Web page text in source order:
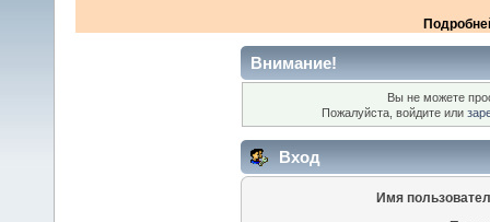
Внимание!
Вы не можете
Пожалуйста, войдите или
Вход
Имя